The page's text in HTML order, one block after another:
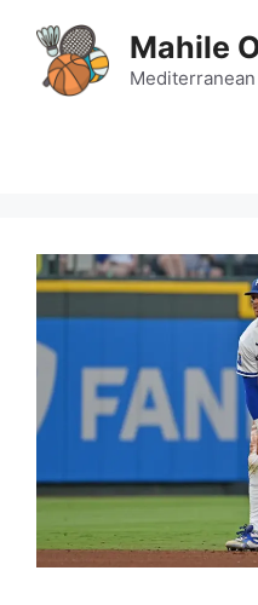
content
Mahile